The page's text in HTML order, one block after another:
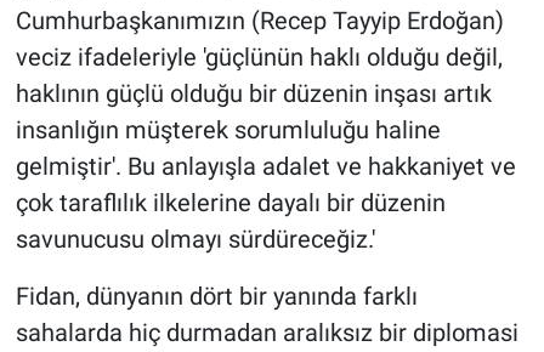
Cumhurbaşkanımızın (Recep Tayyip Erdoğan)
veciz ifadeleriyle 'güçlünün haklı olduğu değil,
haklının güçlü olduğu bir düzenin inşası artık
insanlığın müşterek sorumluluğu haline
gelmiştir'. Bu anlayışla adalet ve hakkaniyet ve
çok taraflılık ilkelerine dayalı bir düzenin
savunucusu olmayı sürdüreceğiz.'
Fidan, dünyanın dört bir yanında farklı
sahalarda hiç durmadan aralıksız bir diplomasi